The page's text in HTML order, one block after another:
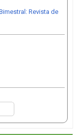
Revista de